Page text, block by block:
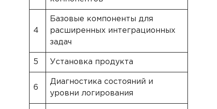
4
Базовые компоненты для
расширенных интеграционных
задач
5 Установка продукта
6
Диагностика состояний и
уровни логирования